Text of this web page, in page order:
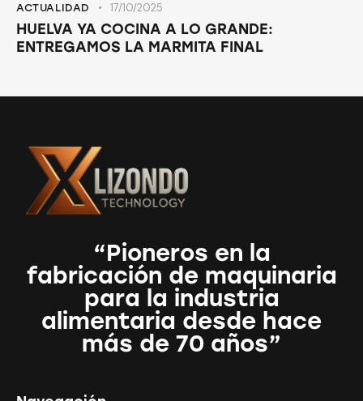
ACTUALIDAD 17/10/2025
HUELVA YA COCINA A LO GRANDE:
ENTREGAMOS LA MARMITA FINAL
“Pioneros en la
fabricación de maquinaria
para la industria
alimentaria desde hace
más de 70 años”